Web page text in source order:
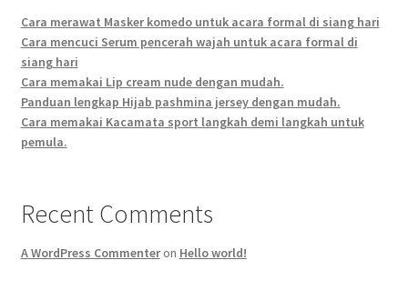
Cara merawat Masker komedo untuk acara formal di siang hari
Cara mencuci Serum pencerah wajah untuk acara formal di
siang hari
Cara memakai Lip cream nude dengan mudah.
Panduan lengkap Hijab pashmina jersey dengan mudah.
Cara memakai Kacamata sport langkah demi langkah untuk
pemula.
Recent Comments
A WordPress Commenteron Hello world!